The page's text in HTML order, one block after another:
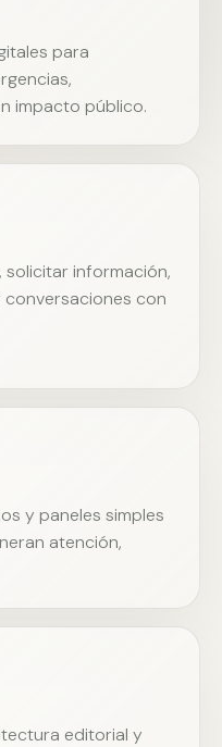
para
impacto público.
información,
con
y paneles simples
atención,
editorial y